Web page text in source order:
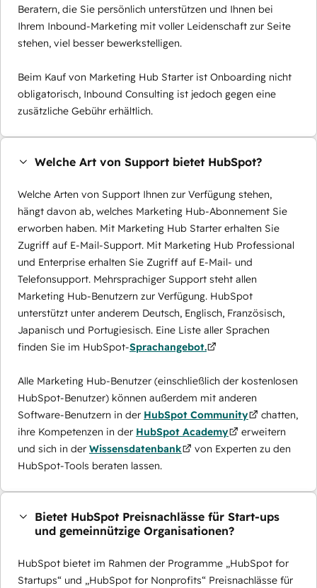
Beratern, die Sie persönlich unterstützen und Ihnen bei
Ihrem Inbound-Marketing mit voller Leidenschaft zur Seite
stehen, viel besser bewerkstelligen.
Beim Kauf von Marketing Hub Starter ist Onboarding nicht
obligatorisch, Inbound Consulting ist jedoch gegen eine
zusätzliche Gebühr erhältlich.
Welche Art von Support bietet HubSpot?
Welche Arten von Support Ihnen zur Verfügung stehen,
hängt davon ab, welches Marketing Hub-Abonnement Sie
erworben haben. Mit Marketing Hub Starter erhalten Sie
Zugriff auf E-Mail-Support. Mit Marketing Hub Professional
und Enterprise erhalten Sie Zugriff auf E-Mail- und
Telefonsupport. Mehrsprachiger Support steht allen
Marketing Hub-Benutzern zur Verfügung. HubSpot
unterstützt unter anderem Deutsch, Englisch, Französisch,
Japanisch und Portugiesisch. Eine Liste aller Sprachen
finden Sie im HubSpot-Sprachangebot.
Alle Marketing Hub-Benutzer (einschließlich der kostenlosen
HubSpot-Benutzer) können außerdem mit anderen
Software-Benutzern in der HubSpot Community
chatten,
ihre Kompetenzen in der HubSpot Academy
erweitern
und sich in der Wissensdatenbank
von Experten zu den
HubSpot-Tools beraten lassen.
Bietet HubSpot Preisnachlässe für Start-ups
und gemeinnützige Organisationen?
HubSpot bietet im Rahmen der Programme „HubSpot for
Startups“ und „HubSpot for Nonprofits“ Preisnachlässe für